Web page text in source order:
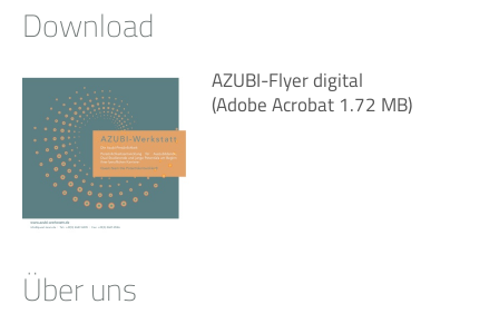
Download
AZUBI-Flyer digital
(Adobe Acrobat 1.72 MB)
Über uns